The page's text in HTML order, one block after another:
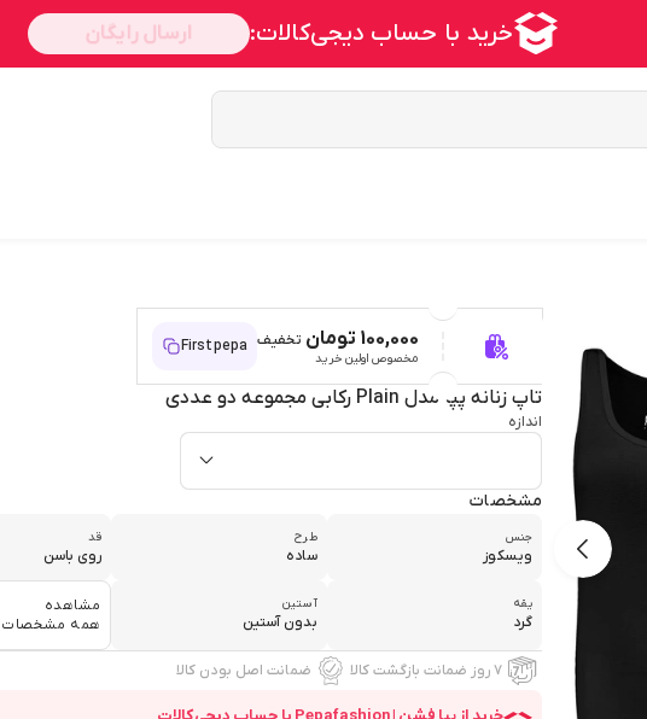
100,000 تومان تخفیف
مخصوص اولین خرید
Firstpepa
تاپ زنانه پپا مدل Plain رکابی مجموعه دو عددی
اندازه
مشخصات
جنس
ویسکوز
طرح
ساده
قد
روی باسن
یقه
گرد
آستین
بدون آستین
مشاهده
همه مشخصات
۷ روز ضمانت بازگشت کالا ضمانت اصل بودن کالا